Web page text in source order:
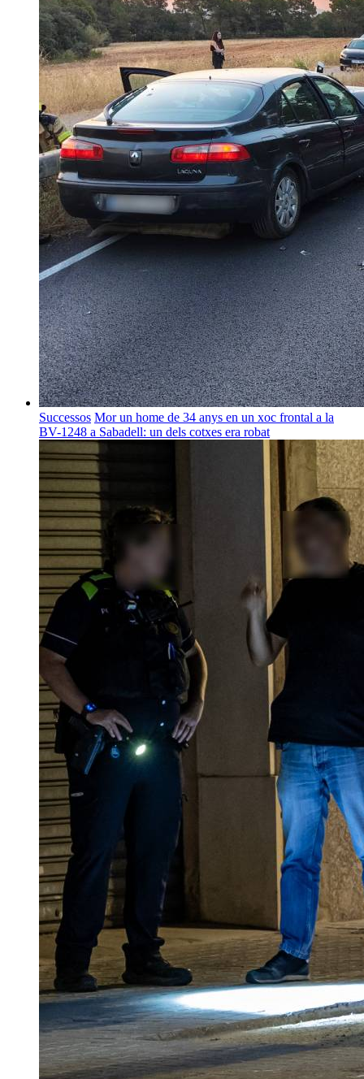
Successos Mor un home de 34 anys en un xoc frontal a la
BV-1248 a Sabadell: un dels cotxes era robat